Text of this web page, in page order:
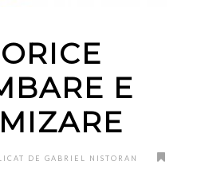
E
DE GABRIEL NISTORAN